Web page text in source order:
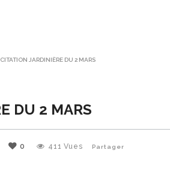
JARDINIÈRE DU 2 MARS
DU 2 MARS
0 411 Vues Partager